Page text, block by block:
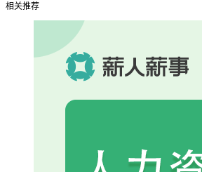
相关推荐